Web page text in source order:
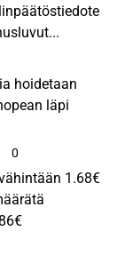
hoidetaan
läpi
0
1.68€